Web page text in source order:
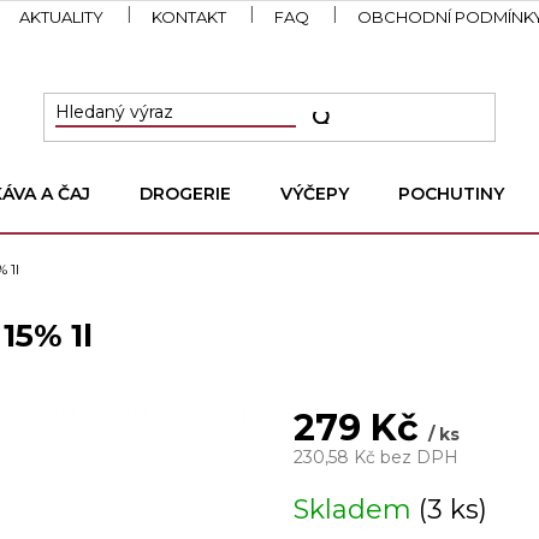
AKTUALITY KONTAKT FAQ OBCHODNÍ
A ČAJ DROGERIE VÝČEPY POCHUTINY
1l
1l
279 Kč/ ks
230,58 Kč bez DPH
cena:
Skladem (3 ks)